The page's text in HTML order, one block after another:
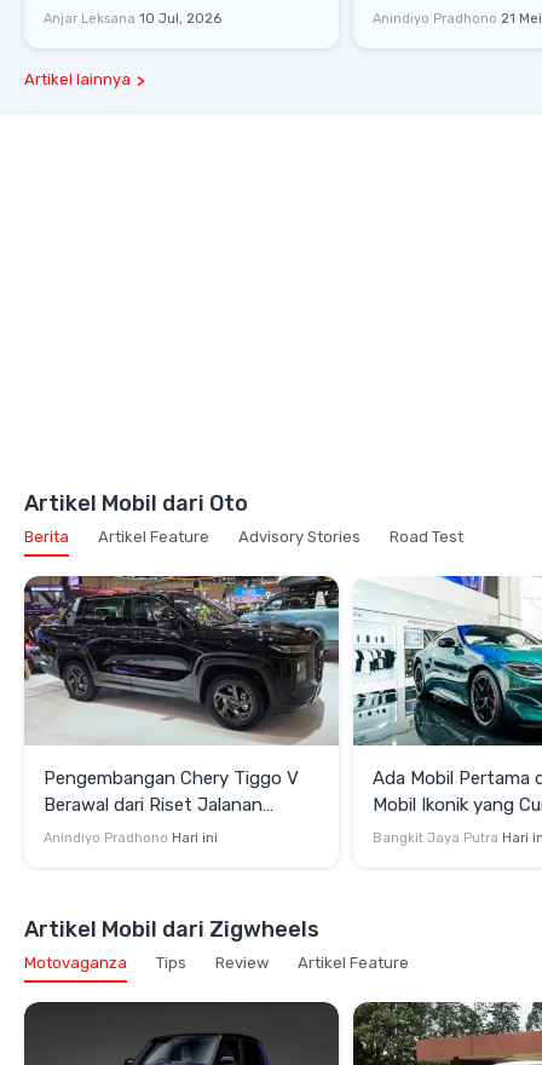
Sadair's Spear Ukuran Asli Sukses
Anjar Leksana 10 Jul, 2026
Senayan, Hadirkan
Anindiyo Pradhono 21
Artikel lainnya
Artikel Mobil dari Oto
Berita Artikel Feature Advisory Stories Road Test
Pengembangan Chery Tiggo V
Berawal dari Riset Jalanan
Indonesia
Anindiyo Pradhono Hari ini
Ada Mobil Pertama
Mobil Ikonik yang
di GIIAS 2026
Bangkit Jaya Putra Hari
Artikel Mobil dari Zigwheels
Motovaganza Tips Review Artikel Feature